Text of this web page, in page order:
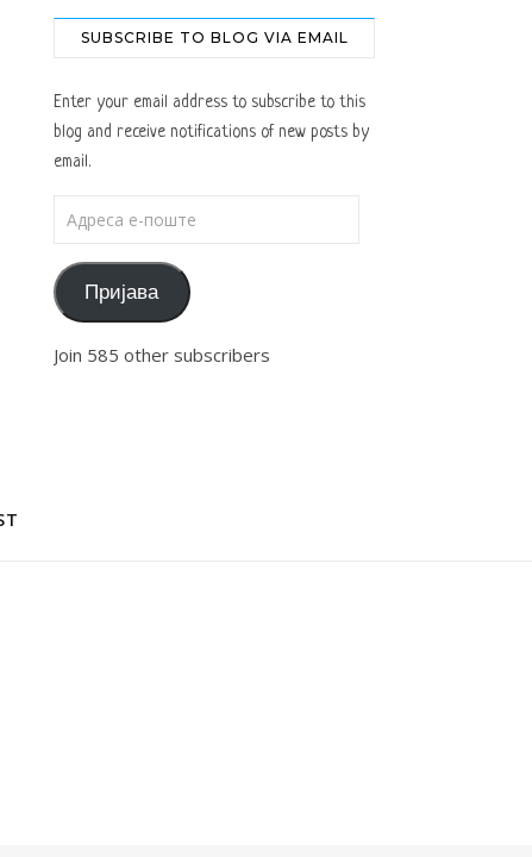
SUBSCRIBE TO BLOG VIA EMAIL
Enter your email address to subscribe to this
blog and receive notifications of new posts by
email.
Пријава
Join 585 other subscribers